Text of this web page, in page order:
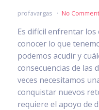
profavargas No
Es difícil enfrentar los
conocer lo que
podemos acudir y
consecuencias de las
veces necesitamos
conquistar nuevos
requiere el apoyo de